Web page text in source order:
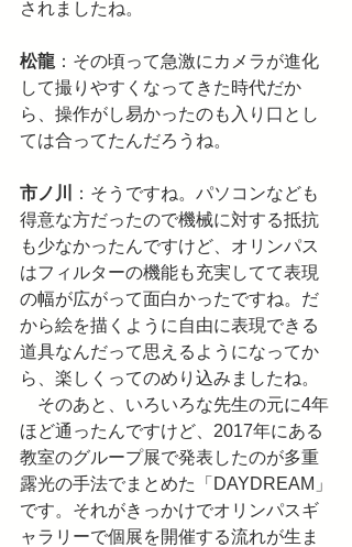
されましたね。
松龍 ：その頃って急激にカメラが進化
して撮りやすくなってきた時代だか
ら、操作がし易かったのも入り口とし
ては合ってたんだろうね。
市ノ川
：そうですね。パソコンなども
得意な方だったので機械に対する抵抗
も少なかったんですけど、オリンパス
はフィルターの機能も充実してて表現
の幅が広がって面白かったですね。だ
から絵を描くように自由に表現できる
道具なんだって思えるようになってか
ら、楽しくってのめり込みましたね。
そのあと、いろいろな先生の元に4年
ほど通ったんですけど、2017年にある
教室のグループ展で発表したのが多重
露光の手法でまとめた「DAYDREAM」
です。それがきっかけでオリンパスギ
ャラリーで個展を開催する流れが生ま